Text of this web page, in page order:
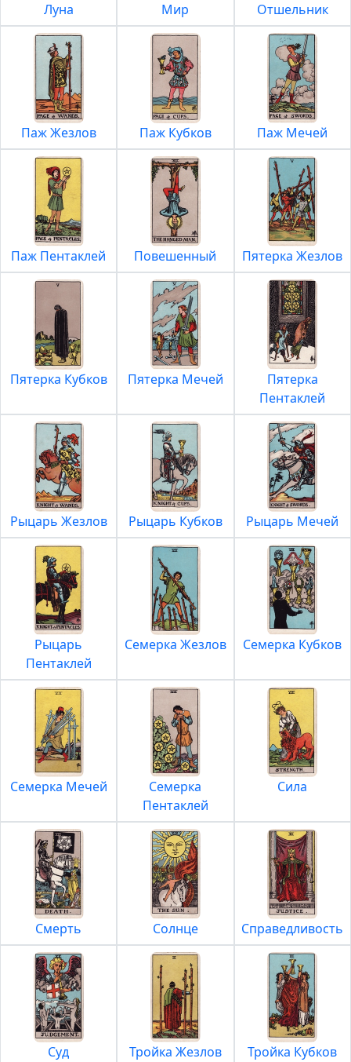
Луна Мир Отшельник
Паж Жезлов Паж Кубков Паж Мечей
Паж Пентаклей Повешенный Пятерка Жезлов
Пятерка Кубков Пятерка Мечей
Пятерка
Пентаклей
Рыцарь Жезлов Рыцарь Кубков Рыцарь Мечей
Рыцарь
Пентаклей
Семерка Жезлов Семерка Кубков
Семерка Мечей
Семерка
Пентаклей
Сила
Смерть Солнце Справедливость
Суд Тройка Жезлов Тройка Кубков